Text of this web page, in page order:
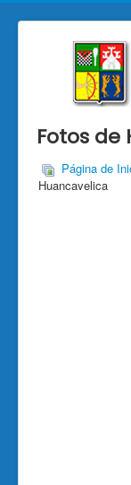
Fotos de
Página de
Huancavelica